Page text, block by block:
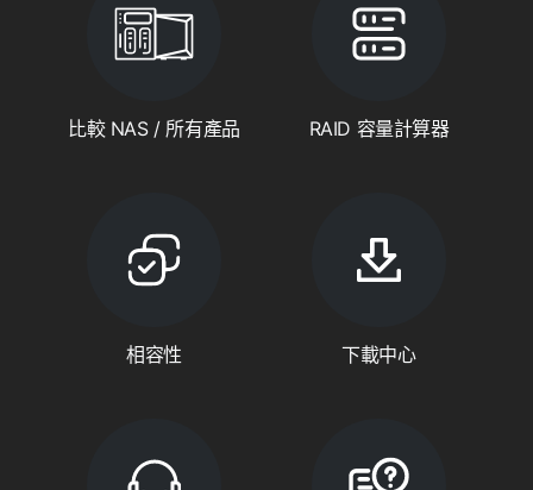
比較 NAS / 所有產品 RAID 容量計算器
相容性 下載中心